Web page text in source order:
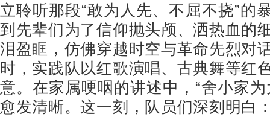
立聆听那段“敢为人先、不屈不挠”
到先辈们为了信仰抛头颅、洒热血的
泪盈眶，仿佛穿越时空与革命先烈对
时，实践队以红歌演唱、古典舞等红
意。在家属哽咽的讲述中，“舍小家
愈发清晰。这一刻，队员们深刻明白